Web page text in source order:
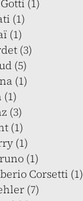
(1)
(1)
(1)
(3)
(5)
(1)
(3)
(1)
(1)
(1)
Corsetti (1)
(7)